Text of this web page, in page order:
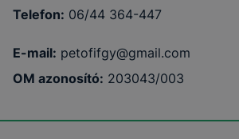
Telefon: 06/44 364-447
E-mail: petofifgy@gmail.com
OM azonosító: 203043/003